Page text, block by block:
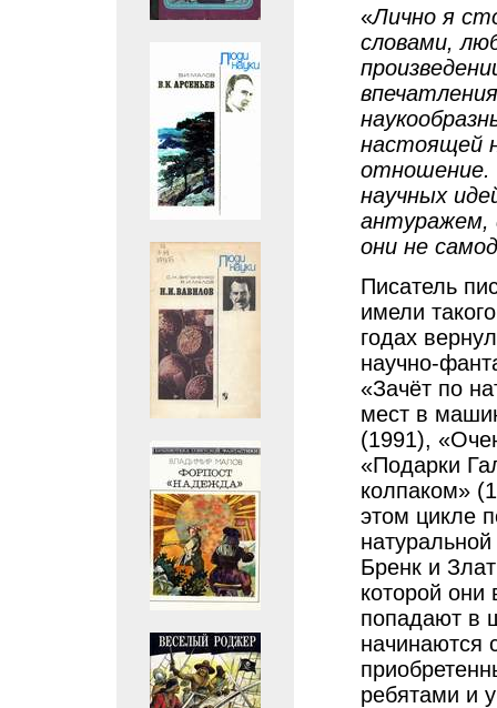
«Лично я
словaми,
нaстоящей
отношение.
нaучных
aнтурaжем,
они не
Писатель
имели
годах
научно-
«Зачёт по
мест в
(1991),
«Подарки
колпаком»
этом цикле
Бренк и
которой они
попадают в
начинаются
ребятами и